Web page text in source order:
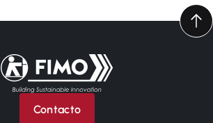
Volver a la página principal
Contacto